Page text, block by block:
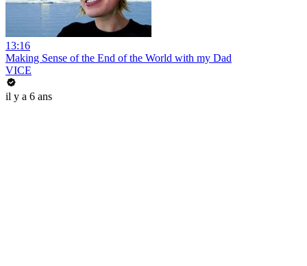
13:16
Making Sense of the End of the World with my Dad
VICE
il y a 6 ans